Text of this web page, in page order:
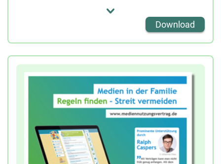
Darüber hinaus erhalten Lehrkräfte Informationen
über den Einsatz der unterschiedlichen
Lernangebote im Kinderbereich und über die
kostenfreien Unterrichtsmaterialien des Internet-
ABC für die unterschiedlichen Klassenstufen (1.+2.
sowie 3.- 6. Klasse).
Der Flyer eignet sich besonders für
Informationsveranstaltungen, Fortbildungen oder
zur Auslage im Lehrerzimmer.
Download